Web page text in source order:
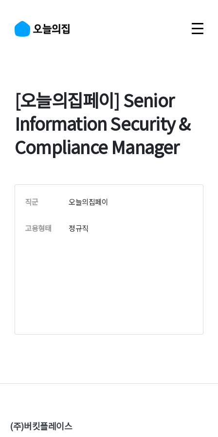
[오늘의집페이] Senior
Information Security &
Compliance Manager
직군 오늘의집페이
고용형태 정규직
(주)버킷플레이스